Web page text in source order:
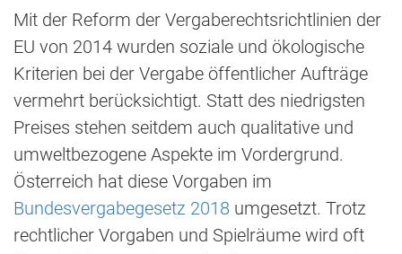
Mit der Reform der Vergaberechtsrichtlinien der
EU von 2014 wurden soziale und ökologische
Kriterien bei der Vergabe öffentlicher Aufträge
vermehrt berücksichtigt. Statt des niedrigsten
Preises stehen seitdem auch qualitative und
umweltbezogene Aspekte im Vordergrund.
Österreich hat diese Vorgaben im
Bundesvergabegesetz 2018 umgesetzt. Trotz
rechtlicher Vorgaben und Spielräume wird oft